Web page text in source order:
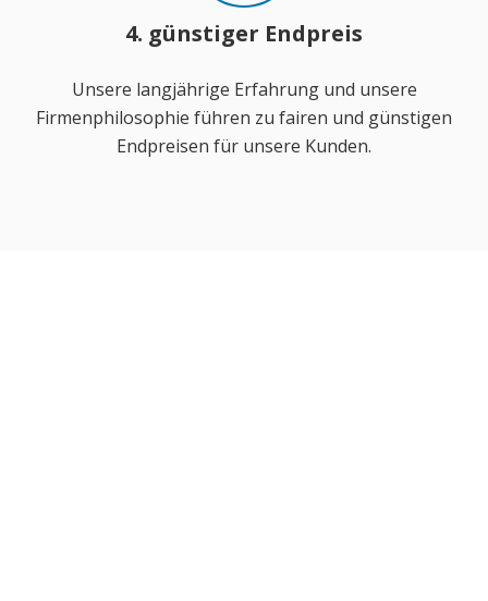
4. günstiger Endpreis
Unsere langjährige Erfahrung und unsere
Firmenphilosophie führen zu fairen und günstigen
Endpreisen für unsere Kunden.